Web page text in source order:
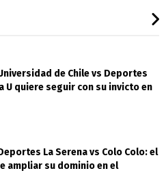
de Chile vs Deportes
U quiere seguir con su invicto en
La Serena vs Colo Colo: el
ampliar su dominio en el